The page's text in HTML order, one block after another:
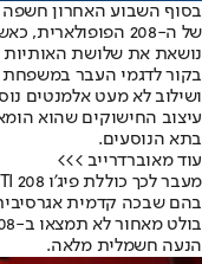
בסוף השבוע האחרון חשפה
של ה-208
בתא הנוסעים.
עוד מאוברדרייב >>>
בהם שבכה קדמית
הנעה חשמלית מלאה.